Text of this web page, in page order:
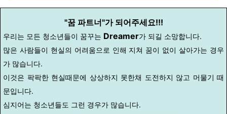
"꿈 파트너"가 되어주세요!!!
우리는 모든 청소년들이 꿈꾸는 Dreamer가 되길 소망합니다.
많은 사람들이 현실의 어려움으로 인해 지쳐 꿈이 없이 살아가는 경우
가 많습니다.
이것은 팍팍한 현실때문에 상상하지 못한채 도전하지 않고 머물기 때
문입니다.
심지어는 청소년들도 그런 경우가 많습니다.